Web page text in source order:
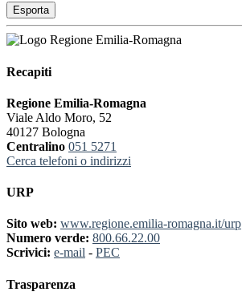
Esporta
Recapiti
Regione Emilia-Romagna
Viale Aldo Moro, 52
40127 Bologna
Centralino 051 5271
Cerca telefoni o indirizzi
URP
Sito web: www.regione.emilia-romagna.it/urp
Numero verde: 800.66.22.00
Scrivici: e-mail - PEC
Trasparenza